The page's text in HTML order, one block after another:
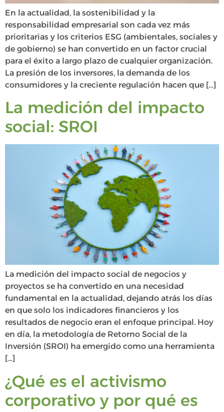
En la actualidad, la sostenibilidad y la
responsabilidad empresarial son cada vez más
prioritarias y los criterios ESG (ambientales, sociales y
de gobierno) se han convertido en un factor crucial
para el éxito a largo plazo de cualquier organización.
La presión de los inversores, la demanda de los
consumidores y la creciente regulación hacen que […]
La medición del impacto
social: SROI
La medición del impacto social de negocios y
proyectos se ha convertido en una necesidad
fundamental en la actualidad, dejando atrás los días
en que solo los indicadores financieros y los
resultados de negocio eran el enfoque principal. Hoy
en día, la metodología de Retorno Social de la
Inversión (SROI) ha emergido como una herramienta
[…]
¿Qué es el activismo
corporativo y por qué es